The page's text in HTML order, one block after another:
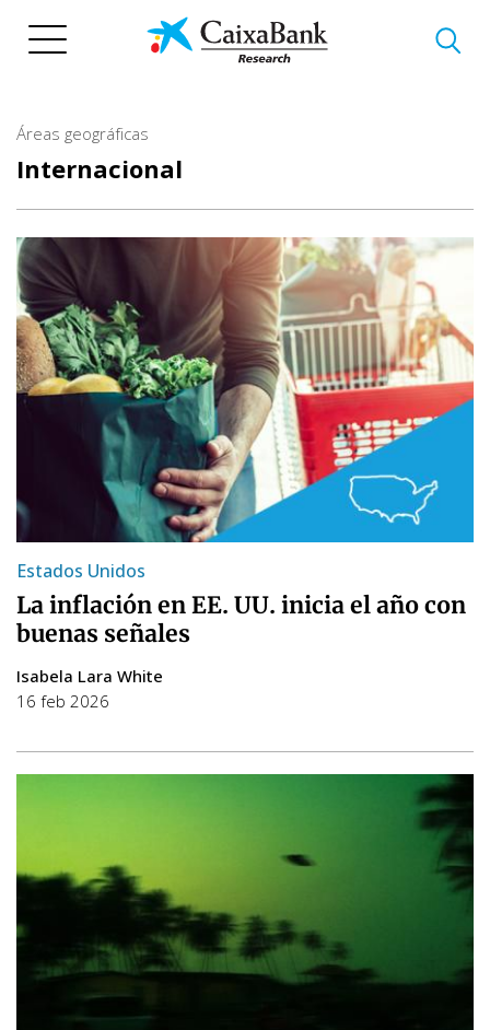
Áreas geográficas
Internacional
Estados Unidos
La inflación en EE. UU. inicia el año con
buenas señales
Isabela Lara White
16 feb 2026